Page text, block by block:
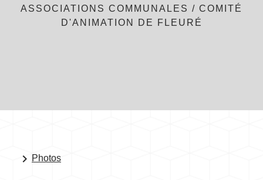
ASSOCIATIONS COMMUNALES / COMITÉ
D'ANIMATION DE FLEURÉ
keyboard_arrow_right Photos